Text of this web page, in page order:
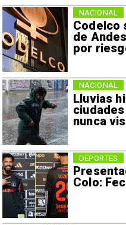
Codelco
de
por
NACIONAL
Lluvias
nunca
NACIONAL
Colo:
DEPORTES